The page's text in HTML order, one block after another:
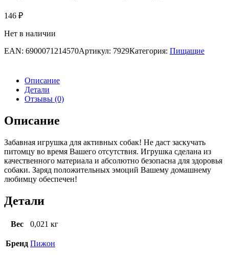
146 ₽
Нет в наличии
EAN: 6900071214570Артикул: 7929Категория: Пищащие
Описание
Детали
Отзывы (0)
Описание
Забавная игрушка для активных собак! Не даст заскучать
питомцу во время Вашего отсутствия. Игрушка сделана из
качественного материала и абсолютно безопасна для здоровья
собаки. Заряд положительных эмоций Вашему домашнему
любимцу обеспечен!
Детали
Вес 0,021 кг
Бренд Пижон